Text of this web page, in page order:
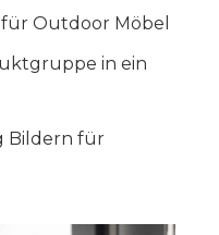
Outdoor Möbel
in ein
Bildern für